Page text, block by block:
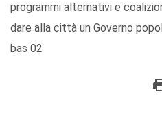
programmi alternativi e
dare alla città un Governo
bas 02